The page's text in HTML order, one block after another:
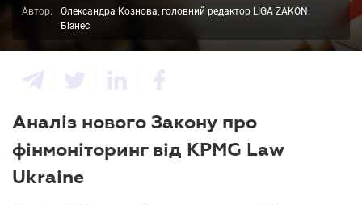
Автор:
Олександра Кознова, головний редактор LIGA ZAKON
Бізнес
Аналіз нового Закону про
фінмоніторинг від KPMG Law
Ukraine